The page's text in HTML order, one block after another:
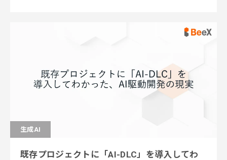
生成AI
既存プロジェクトに「AI-DLC」を導入してわ